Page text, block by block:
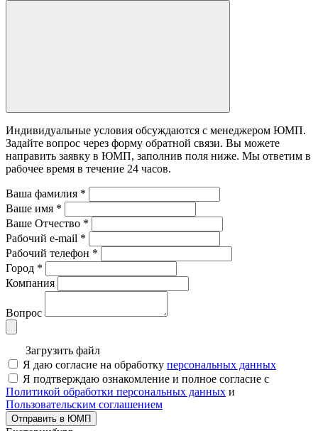
Индивидуальные условия обсуждаются с менеджером ЮМП.
Задайте вопрос через форму обратной связи. Вы можете
направить заявку в ЮМП, заполнив поля ниже. Mы ответим в
рабочее время в течение 24 часов.
Ваша фамилия *
Ваше имя *
Ваше Отчество *
Рабочий e-mail *
Рабочий телефон *
Город *
Компания
Вопрос
Загрузить файл
Я даю согласие на обработку персональных данных
Я подтверждаю ознакомление и полное согласие с
Политикой обработки персональных данных и
Пользовательским соглашением
Отправить в ЮМП